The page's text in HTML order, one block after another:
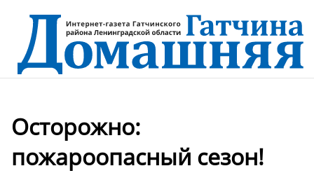
Осторожно:
пожароопасный сезон!